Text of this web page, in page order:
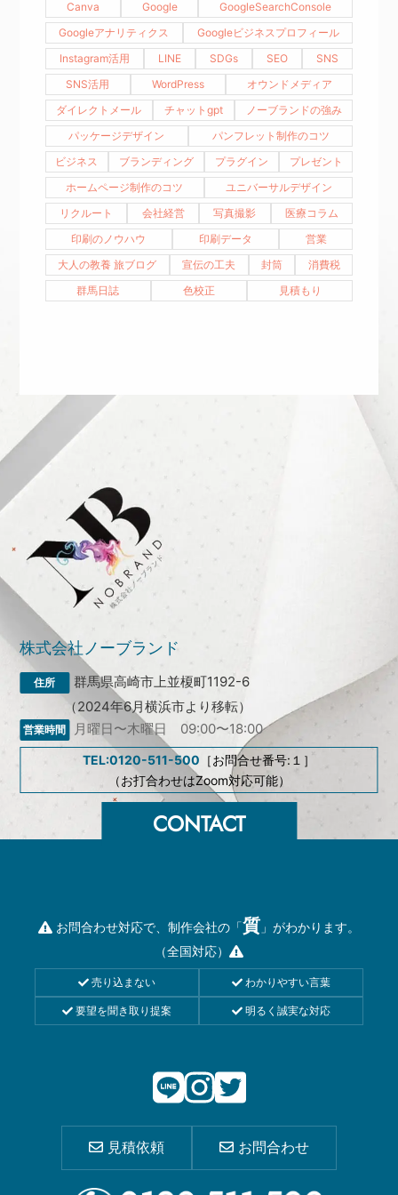
Canva Google
GoogleSearchConsole
Googleアナリティクス
Googleビジネスプロフィール
Instagram活用
LINE SDGs SEO
SNS
SNS活用
WordPress
オウンドメディア
ダイレクトメール
チャットgpt
ノーブランドの強み
パッケージデザイン
パンフレット制作のコツ
ビジネス
ブランディング プラグイン
プレゼント
ホームページ制作のコツ
ユニバーサルデザイン
リクルート
会社経営 写真撮影
医療コラム
印刷のノウハウ
印刷データ
営業
大人の教養 旅ブログ
宣伝の工夫 封筒
消費税
群馬日誌
色校正 見積もり
株式会社ノーブランド
群馬県高崎市上並榎町1192-6
（2024年6月横浜市より移転）
月曜日〜木曜日 09:00〜18:00
TEL:0120-511-500 ［お問合せ番号:１］
（お打合わせはZoom対応可能）
お問合わせ対応で、制作会社の「質 」がわかります。
（全国対応）
売り込まない わかりやすい言葉
要望を聞き取り提案 明るく誠実な対応
見積依頼 お問合わせ